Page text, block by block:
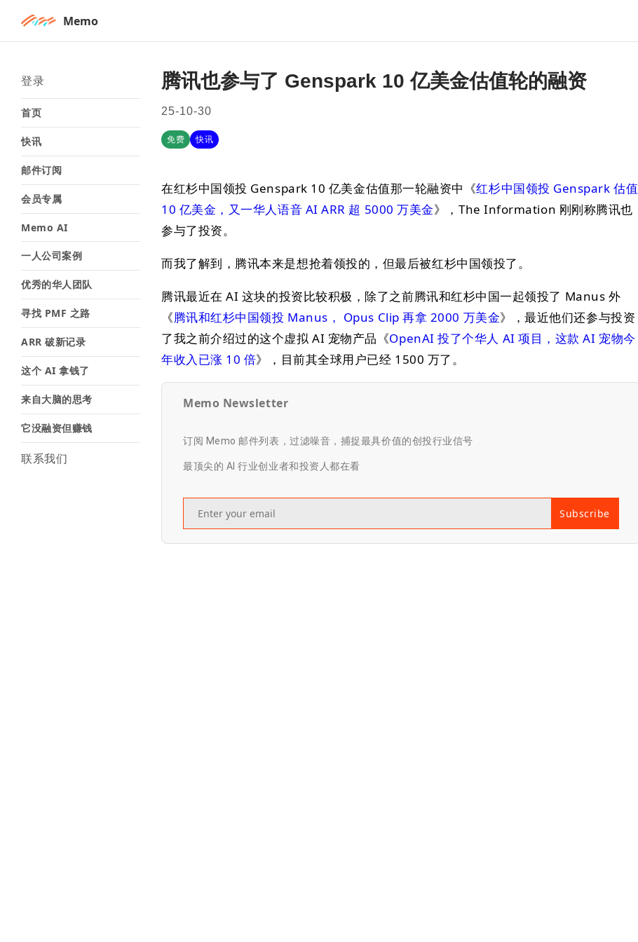
Memo
登录
首页
快讯
邮件订阅
会员专属
Memo AI
一人公司案例
优秀的华人团队
寻找 PMF 之路
ARR 破新记录
这个 AI 拿钱了
来自大脑的思考
它没融资但赚钱
联系我们
腾讯也参与了 Genspark 10 亿美金估值轮的融资
25-10-30
免费 快讯
在红杉中国领投 Genspark 10 亿美金估值那一轮融资中《红杉中国领投 Genspark 估值
10 亿美金，又一华人语音 AI ARR 超 5000 万美金》，The Information 刚刚称腾讯也
参与了投资。
而我了解到，腾讯本来是想抢着领投的，但最后被红杉中国领投了。
腾讯最近在 AI 这块的投资比较积极，除了之前腾讯和红杉中国一起领投了 Manus 外
《腾讯和红杉中国领投 Manus， Opus Clip 再拿 2000 万美金》，最近他们还参与投资
了我之前介绍过的这个虚拟 AI 宠物产品《OpenAI 投了个华人 AI 项目，这款 AI 宠物今
年收入已涨 10 倍》，目前其全球用户已经 1500 万了。
Memo Newsletter
订阅 Memo 邮件列表，过滤噪音，捕捉最具价值的创投行业信号
最顶尖的 AI 行业创业者和投资人都在看
Subscribe